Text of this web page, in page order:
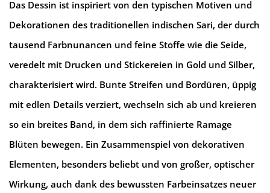
Das Dessin ist inspiriert von den typischen Motiven und
Dekorationen des traditionellen indischen Sari, der durch
tausend Farbnunancen und feine Stoffe wie die Seide,
veredelt mit Drucken und Stickereien in Gold und Silber,
charakterisiert wird. Bunte Streifen und Bordüren, üppig
mit edlen Details verziert, wechseln sich ab und kreieren
so ein breites Band, in dem sich raffinierte Ramage
Blüten bewegen. Ein Zusammenspiel von dekorativen
Elementen, besonders beliebt und von großer, optischer
Wirkung, auch dank des bewussten Farbeinsatzes neuer